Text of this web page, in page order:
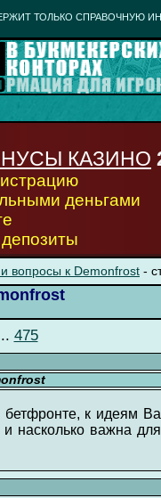
ТОЛЬКО СПРАВОЧНУЮ
КАЗИНО
деньгами
вопросы к Demonfrost -
475
бетфронте, к идеям
и насколько важна